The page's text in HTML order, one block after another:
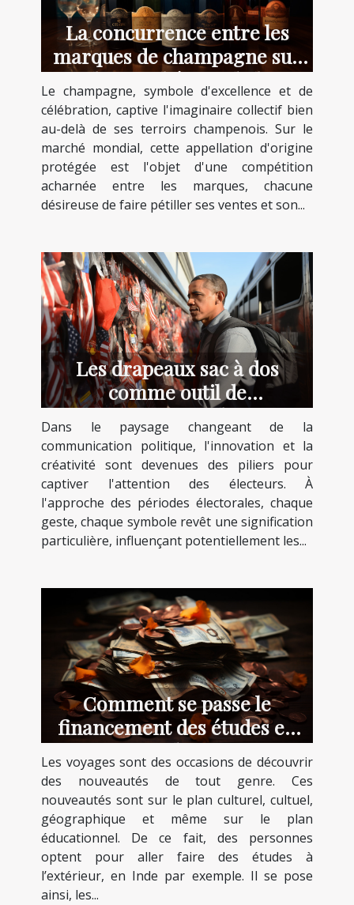
La concurrence entre les
marques de champagne sur
le marché mondial
Le champagne, symbole d'excellence et de
célébration, captive l'imaginaire collectif bien
au-delà de ses terroirs champenois. Sur le
marché mondial, cette appellation d'origine
protégée est l'objet d'une compétition
acharnée entre les marques, chacune
désireuse de faire pétiller ses ventes et son...
Les drapeaux sac à dos
comme outil de
communication politique en
période électorale
Dans le paysage changeant de la
communication politique, l'innovation et la
créativité sont devenues des piliers pour
captiver l'attention des électeurs. À
l'approche des périodes électorales, chaque
geste, chaque symbole revêt une signification
particulière, influençant potentiellement les...
Comment se passe le
financement des études en
Inde ?
Les voyages sont des occasions de découvrir
des nouveautés de tout genre. Ces
nouveautés sont sur le plan culturel, cultuel,
géographique et même sur le plan
éducationnel. De ce fait, des personnes
optent pour aller faire des études à
l’extérieur, en Inde par exemple. Il se pose
ainsi, les...